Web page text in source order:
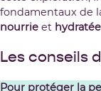
fondamentaux de
nourrie et hydratée
Les conseils
Pour protéger la